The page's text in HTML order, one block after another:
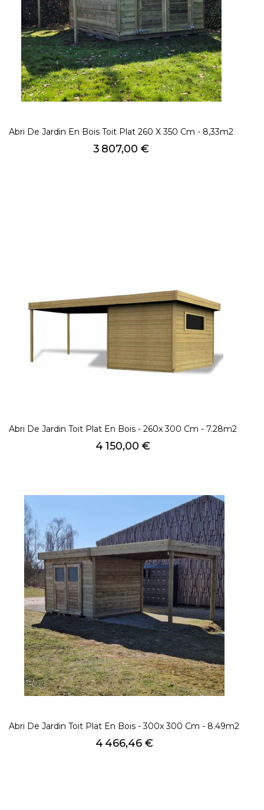
Abri De Jardin En Bois Toit Plat 260 X 350 Cm - 8,33m2
Prix
3 807,00 €
Abri De Jardin Toit Plat En Bois - 260x 300 Cm - 7.28m2
Prix
4 150,00 €
Abri De Jardin Toit Plat En Bois - 300x 300 Cm - 8.49m2
Prix
4 466,46 €